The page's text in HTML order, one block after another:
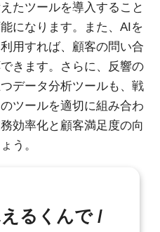
たツールを導入すること
になります。また、AIを
用すれば、顧客の問い合
きます。さらに、反響の
データ分析ツールも、戦
ツールを適切に組み合わ
効率化と顧客満足度の向
う。
るくんで /